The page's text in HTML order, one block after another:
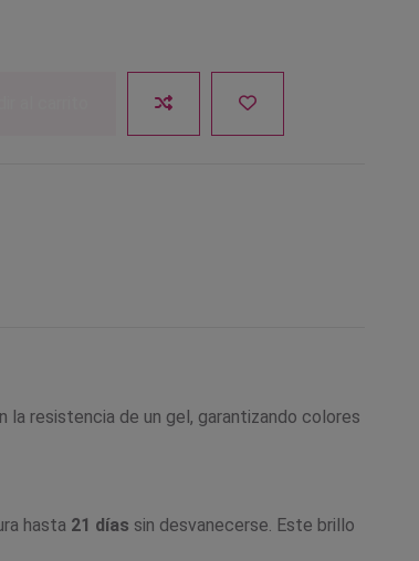
resistencia de un gel, garantizando colores
hasta 21 días sin desvanecerse. Este brillo